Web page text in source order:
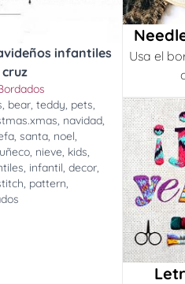
infantiles
, bear,teddy, pets,
, navidad,
,santa, noel,
, nieve, kids,
, infantil,decor,
, pattern,
Usa el